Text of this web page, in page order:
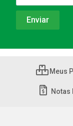
Meus
Notas